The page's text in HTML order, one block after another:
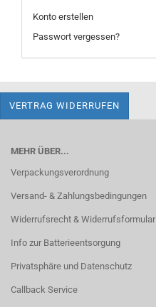
Konto erstellen
Passwort vergessen?
VERTRAG WIDERRUFEN
MEHR ÜBER...
Verpackungsverordnung
Versand- & Zahlungsbedingungen
Widerrufsrecht & Widerrufsformular
Info zur Batterieentsorgung
Privatsphäre und Datenschutz
Callback Service